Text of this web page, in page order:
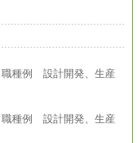
種例 設計開発、生産
種例 設計開発、生産